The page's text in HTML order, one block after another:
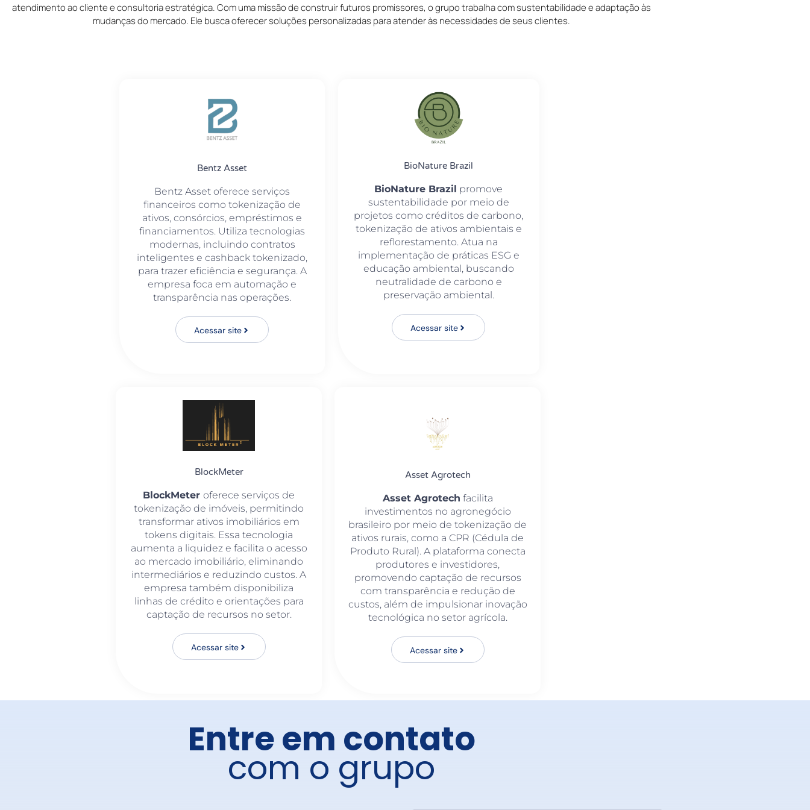
atendimento ao cliente e consultoria estratégica. Com uma missão de construir futuros promissores, o grupo trabalha com sustentabilidade e adaptação às
mudanças do mercado. Ele busca oferecer soluções personalizadas para atender às necessidades de seus clientes.
Bentz Asset
Bentz Asset oferece serviços
financeiros como tokenização de
ativos, consórcios, empréstimos e
financiamentos. Utiliza tecnologias
modernas, incluindo contratos
inteligentes e cashback tokenizado,
para trazer eficiência e segurança. A
empresa foca em automação e
transparência nas operações.
Acessar site
BioNature Brazil
BioNature Brazil promove
sustentabilidade por meio de
projetos como créditos de carbono,
tokenização de ativos ambientais e
reflorestamento. Atua na
implementação de práticas ESG e
educação ambiental, buscando
neutralidade de carbono e
preservação ambiental.
Acessar site
BlockMeter
BlockMeter oferece serviços de
tokenização de imóveis, permitindo
transformar ativos imobiliários em
tokens digitais. Essa tecnologia
aumenta a liquidez e facilita o acesso
ao mercado imobiliário, eliminando
intermediários e reduzindo custos. A
empresa também disponibiliza
linhas de crédito e orientações para
captação de recursos no setor.
Acessar site
Asset Agrotech
Asset Agrotech facilita
investimentos no agronegócio
brasileiro por meio de tokenização de
ativos rurais, como a CPR (Cédula de
Produto Rural). A plataforma conecta
produtores e investidores,
promovendo captação de recursos
com transparência e redução de
custos, além de impulsionar inovação
tecnológica no setor agrícola.
Acessar site
Entre em contato
com o grupo